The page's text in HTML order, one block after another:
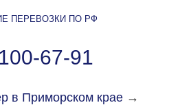
ПЕРЕВОЗКИ ПО РФ
67-91
в Приморском крае →